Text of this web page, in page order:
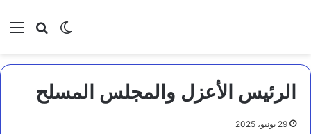
بحثالوضع
الرئيس الأعزل والمجلس المسلح
29 يونيو، 2025